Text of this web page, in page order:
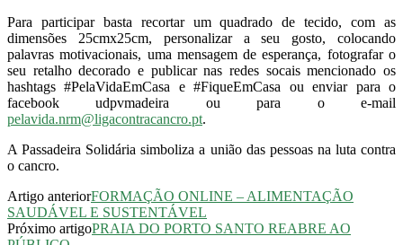
Para participar basta recortar um quadrado de tecido, com as
dimensões 25cmx25cm, personalizar a seu gosto, colocando
palavras motivacionais, uma mensagem de esperança, fotografar o
seu retalho decorado e publicar nas redes socais mencionado os
hashtags #PelaVidaEmCasa e #FiqueEmCasa ou enviar para o
facebook udpvmadeira ou para o e-mail
pelavida.nrm@ligacontracancro.pt.
A Passadeira Solidária simboliza a união das pessoas na luta contra
o cancro.
Artigo anteriorFORMAÇÃO ONLINE – ALIMENTAÇÃO
SAUDÁVEL E SUSTENTÁVEL
Próximo artigoPRAIA DO PORTO SANTO REABRE AO